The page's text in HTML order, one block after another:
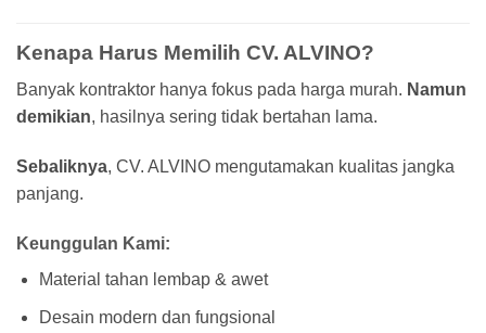
Kenapa Harus Memilih CV. ALVINO?
Banyak kontraktor hanya fokus pada harga murah. Namun
demikian, hasilnya sering tidak bertahan lama.
Sebaliknya, CV. ALVINO mengutamakan kualitas jangka
panjang.
Keunggulan Kami:
Material tahan lembap & awet
Desain modern dan fungsional